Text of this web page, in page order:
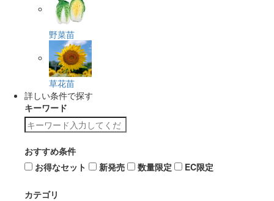
野菜苗
草花苗
詳しい条件で探す
キーワード
おすすめ条件
お得なセット
新発売 数量限定 EC限定
カテゴリ